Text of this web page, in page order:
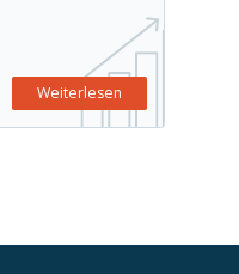
Weiterlesen